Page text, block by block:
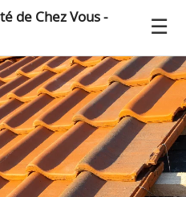
de Chez Vous -